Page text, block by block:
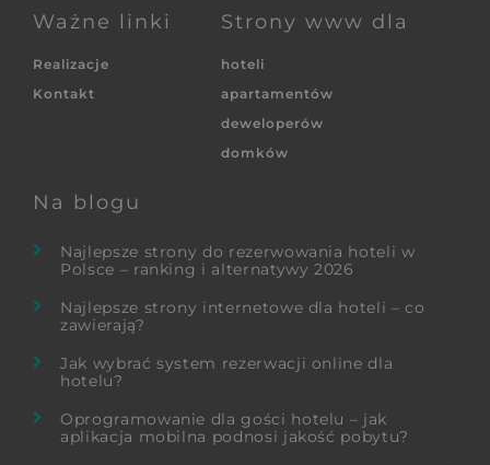
Ważne linki
Realizacje
Kontakt
Strony www dla
hoteli
apartamentów
deweloperów
domków
Na blogu
Najlepsze strony do rezerwowania hoteli w
Polsce – ranking i alternatywy 2026
Najlepsze strony internetowe dla hoteli – co
zawierają?
Jak wybrać system rezerwacji online dla
hotelu?
Oprogramowanie dla gości hotelu – jak
aplikacja mobilna podnosi jakość pobytu?